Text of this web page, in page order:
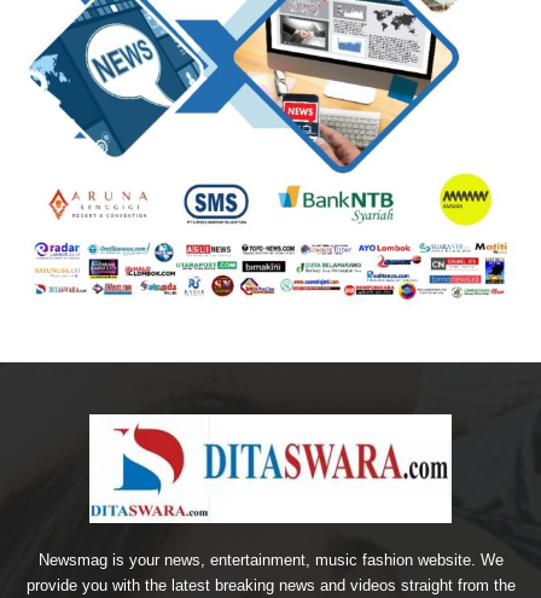
Newsmag is your news, entertainment, music fashion website. We
provide you with the latest breaking news and videos straight from the